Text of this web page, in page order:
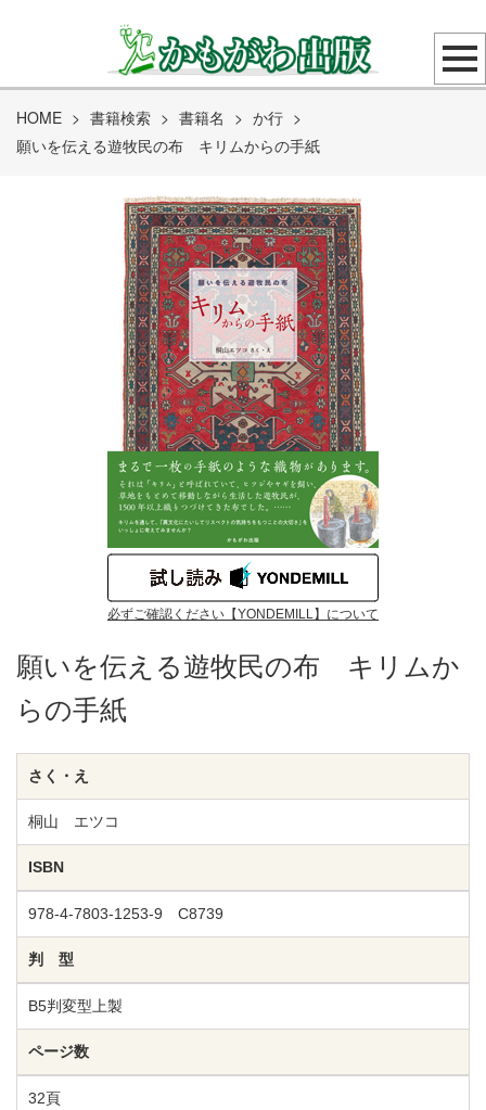
HOME > 書籍検索 > 書籍名 > か行 >
願いを伝える遊牧民の布 キリムからの手紙
必ずご確認ください【YONDEMILL】について
願いを伝える遊牧民の布 キリムか
らの手紙
さく・え
桐山 エツコ
ISBN
978-4-7803-1253-9 C8739
判 型
B5判変型上製
ページ数
32頁